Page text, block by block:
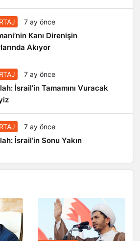
7 ay önce
Kanı Direnişin
Akıyor
7 ay önce
İsrail’in Tamamını Vuracak
7 ay önce
İsrail’in Sonu Yakın